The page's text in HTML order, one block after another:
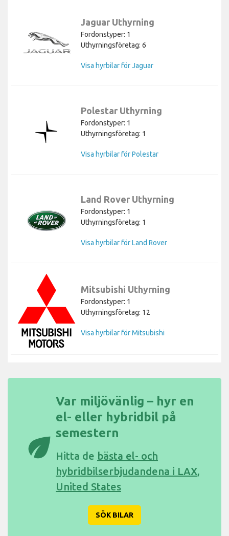
Jaguar Uthyrning
Fordonstyper: 1
Uthyrningsföretag: 6
Visa hyrbilar för Jaguar
Polestar Uthyrning
Fordonstyper: 1
Uthyrningsföretag: 1
Visa hyrbilar för Polestar
Land Rover Uthyrning
Fordonstyper: 1
Uthyrningsföretag: 1
Visa hyrbilar för Land Rover
Mitsubishi Uthyrning
Fordonstyper: 1
Uthyrningsföretag: 12
Visa hyrbilar för Mitsubishi
eco
Var miljövänlig – hyr en
el- eller hybridbil på
semestern
Hitta de bästa el- och
hybridbilserbjudandena i LAX,
United States
SÖK BILAR